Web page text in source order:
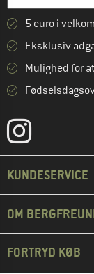
5 euro i
Eksklusiv
Mulighed for
KUNDESERVICE
OM
FORTRYD KØB